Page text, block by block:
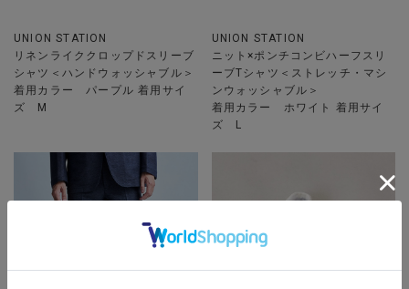
UNION STATION
リネンライククロップドスリーブ
シャツ＜ハンドウォッシャブル＞
着用カラー パープル 着用サイ
ズ M
UNION STATION
ニット×ポンチコンビハーフスリ
ーブTシャツ＜ストレッチ・マシ
ンウォッシャブル＞
着用カラー ホワイト 着用サイ
ズ L